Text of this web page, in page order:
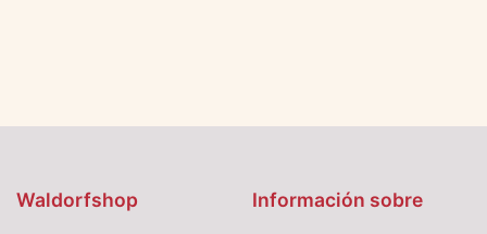
Waldorfshop Información sobre